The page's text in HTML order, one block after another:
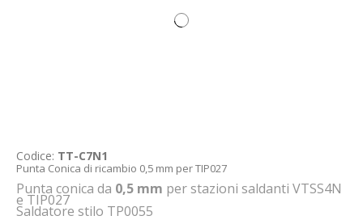
Codice: TT-C7N1
Punta Conica di ricambio 0,5 mm per TIP027
Punta conica da 0,5 mm per stazioni saldanti VTSS4N
e TIP027
Saldatore stilo TP0055